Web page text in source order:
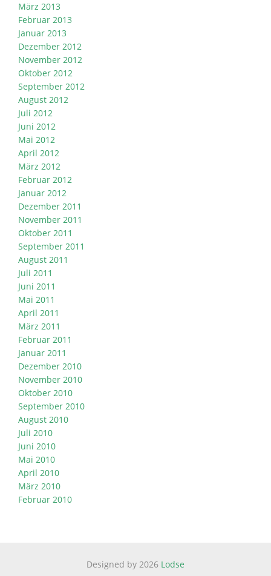
März 2013
Februar 2013
Januar 2013
Dezember 2012
November 2012
Oktober 2012
September 2012
August 2012
Juli 2012
Juni 2012
Mai 2012
April 2012
März 2012
Februar 2012
Januar 2012
Dezember 2011
November 2011
Oktober 2011
September 2011
August 2011
Juli 2011
Juni 2011
Mai 2011
April 2011
März 2011
Februar 2011
Januar 2011
Dezember 2010
November 2010
Oktober 2010
September 2010
August 2010
Juli 2010
Juni 2010
Mai 2010
April 2010
März 2010
Februar 2010
Designed by 2026 Lodse